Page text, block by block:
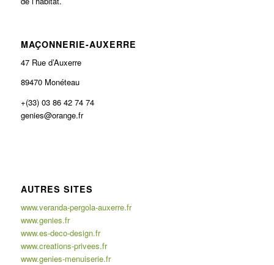
MAÇONNERIE-AUXERRE
47 Rue d’Auxerre
89470 Monéteau
+(33) 03 86 42 74 74
genies@orange.fr
AUTRES SITES
www.veranda-pergola-auxerre.fr
www.genies.fr
www.es-deco-design.fr
www.creations-privees.fr
www.genies-menuiserie.fr